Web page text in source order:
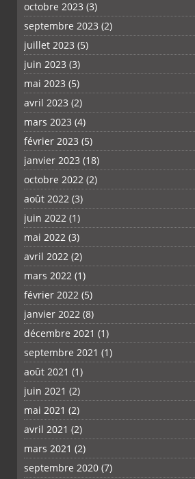
octobre 2023 (3)
septembre 2023 (2)
juillet 2023 (5)
juin 2023 (3)
mai 2023 (5)
avril 2023 (2)
mars 2023 (4)
février 2023 (5)
janvier 2023 (18)
octobre 2022 (2)
août 2022 (3)
juin 2022 (1)
mai 2022 (3)
avril 2022 (2)
mars 2022 (1)
février 2022 (5)
janvier 2022 (8)
décembre 2021 (1)
septembre 2021 (1)
août 2021 (1)
juin 2021 (2)
mai 2021 (2)
avril 2021 (2)
mars 2021 (2)
septembre 2020 (7)